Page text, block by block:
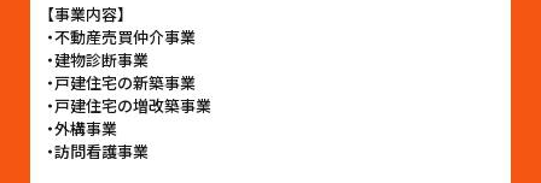
【事業内容】
・不動産売買仲介事業
・建物診断事業
・戸建住宅の新築事業
・戸建住宅の増改築事業
・外構事業
・訪問看護事業